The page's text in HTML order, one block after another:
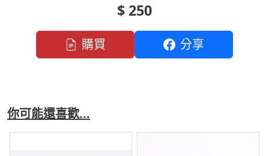
$ 250
購買 分享
你可能還喜歡...